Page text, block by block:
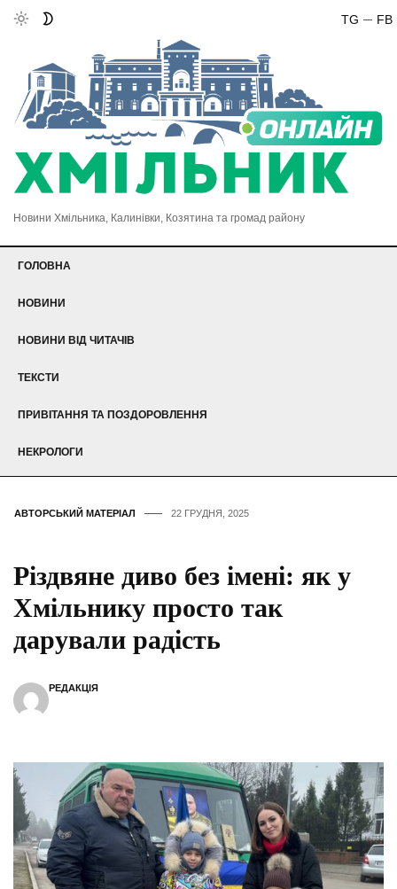
FB
TG
Новини Хмільника, Калинівки, Козятина та громад району
ГОЛОВНА
НОВИНИ
НОВИНИ ВІД ЧИТАЧІВ
ТЕКСТИ
ПРИВІТАННЯ ТА ПОЗДОРОВЛЕННЯ
НЕКРОЛОГИ
АВТОРСЬКИЙ МАТЕРІАЛ 22 ГРУДНЯ, 2025
Різдвяне диво без імені: як у
Хмільнику просто так
дарували радість
РЕДАКЦІЯ